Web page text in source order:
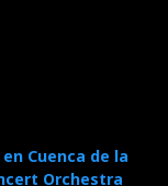
Cuenca de la
Orchestra